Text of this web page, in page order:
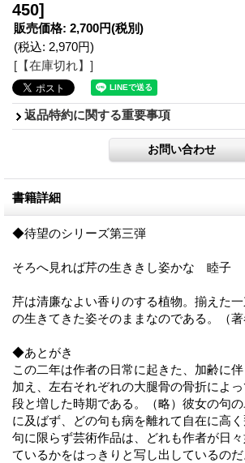
450]
販売価格: 2,700円(税別)
(税込: 2,970円)
[【在庫切れ】]
返品特約に関する重要事項
書籍詳細
◆待望のシリーズ第三弾
そろへ見れば芹の生ききし姿かな 睦子
芹は清廉なよい香りのする植物。揃えた
の生きてきた姿そのままなのである。（著
◆あとがき
この二年は作者の日常に起きた、加齢に
加え、左右それぞれの大腿骨の骨折によ
段と増した時期である。（略）彼女の句
に及ばず、どの句も病を離れて自在に高く
句に限らず芸術作品は、どれも作者が日
ているかをはっきりと写し出しているの